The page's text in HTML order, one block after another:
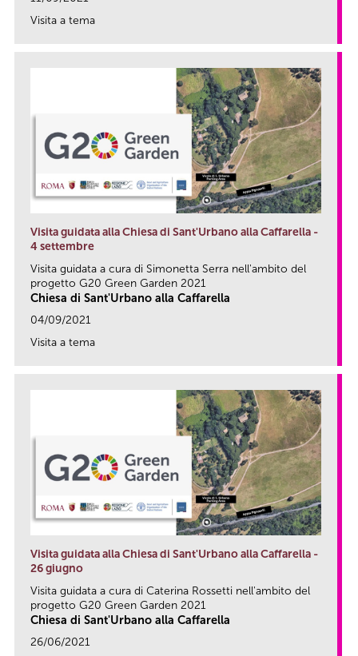
Visita a tema
Visita guidata alla Chiesa di Sant'Urbano alla Caffarella -
4 settembre
Visita guidata a cura di Simonetta Serra nell'ambito del
progetto G20 Green Garden 2021
Chiesa di Sant'Urbano alla Caffarella
04/09/2021
Visita a tema
Visita guidata alla Chiesa di Sant'Urbano alla Caffarella -
26 giugno
Visita guidata a cura di Caterina Rossetti nell'ambito del
progetto G20 Green Garden 2021
Chiesa di Sant'Urbano alla Caffarella
26/06/2021